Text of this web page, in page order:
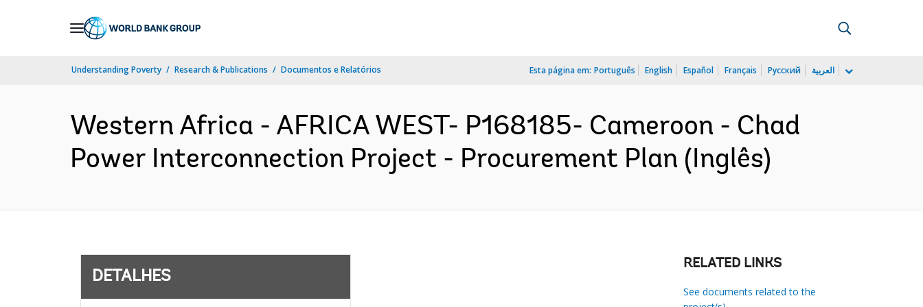
Understanding Poverty Research & Publications Documentos e Relatórios Esta página em: Português English Español Français Русский العربية
Western Africa - AFRICA WEST- P168185- Cameroon - Chad
Power Interconnection Project - Procurement Plan (Inglês)
DETALHES
RELATED LINKS
See documents related to the